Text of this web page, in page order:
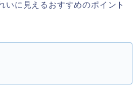
いに見えるおすすめのポイント